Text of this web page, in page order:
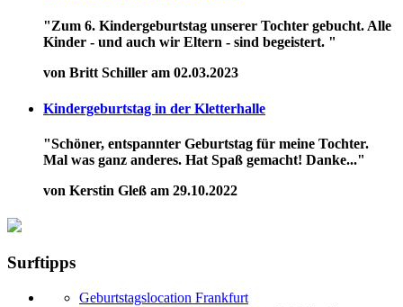
"Zum 6. Kindergeburtstag unserer Tochter gebucht. Alle
Kinder - und auch wir Eltern - sind begeistert. "
von Britt Schiller am 02.03.2023
Kindergeburtstag in der Kletterhalle
"Schöner, entspannter Geburtstag für meine Tochter.
Mal was ganz anderes. Hat Spaß gemacht! Danke..."
von Kerstin Gleß am 29.10.2022
Surftipps
Geburtstagslocation Frankfurt